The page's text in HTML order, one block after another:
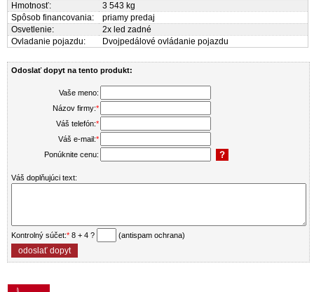
Hmotnosť:
3 543 kg
Spôsob financovania:
priamy predaj
Osvetlenie:
2x led zadné
Ovladanie pojazdu:
Dvojpedálové ovládanie pojazdu
Odoslať dopyt na tento produkt:
Vaše meno:
Názov firmy:*
Váš telefón:*
Váš e-mail:*
Ponúknite cenu:
Váš doplňujúci text:
Kontrolný súčet:* 8 + 4 ? (antispam ochrana)